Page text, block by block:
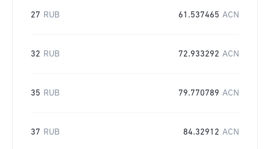
27 RUB 61.537465 ACN
32 RUB 72.933292 ACN
35 RUB 79.770789 ACN
37 RUB 84.32912 ACN